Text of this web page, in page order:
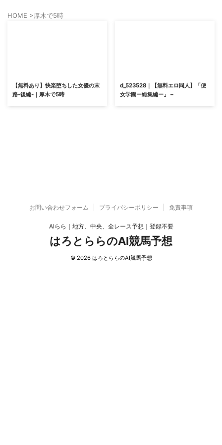
HOME >厚木で5時
【無料あり】快楽堕ちした女優の末
路-後編-｜厚木で5時
d_523528｜【無料エロ同人】「便
女学園ー総集編ー」 –
お問い合わせフォーム プライバシーポリシー 免責事項
AIらら｜地方、中央、全レース予想｜登録不要
はろとららのAI競馬予想
© 2026 はろとららのAI競馬予想